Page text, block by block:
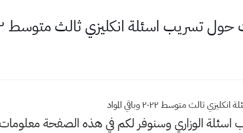
اسئلة انكليزي ثالث متوسط ٢٠٢٢ وباقي المواد
متوسط ٢٠٢٢ وباقي المواد
اسئلة الوزاري وسنوفر لكم في هذه الصفحة